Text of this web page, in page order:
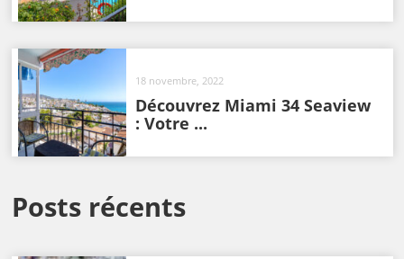
18 novembre, 2022
Découvrez Miami 34 Seaview
: Votre ...
Posts récents